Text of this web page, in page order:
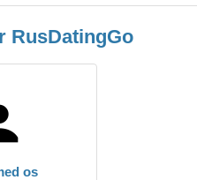
RusDatingGo
os